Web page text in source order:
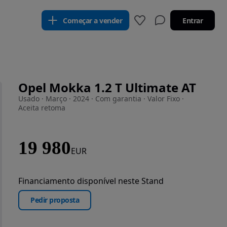
Começar a vender Entrar
Opel Mokka 1.2 T Ultimate AT
Usado · Março · 2024 · Com garantia · Valor Fixo ·
Aceita retoma
19 980EUR
Financiamento disponível neste Stand
Pedir proposta